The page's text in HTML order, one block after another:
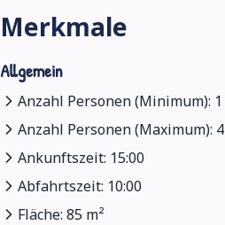
Merkmale
Allgemein
Anzahl Personen (Minimum): 1
Anzahl Personen (Maximum): 4
Ankunftszeit: 15:00
Abfahrtszeit: 10:00
Fläche: 85 m²